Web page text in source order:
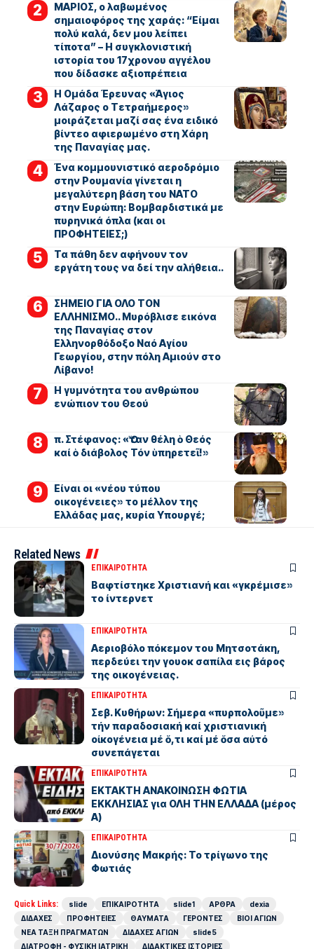
ΜΑΡΙΟΣ, ο λαβωμένος
σημαιοφόρος της χαράς: “Είμαι
πολύ καλά, δεν μου λείπει
τίποτα” – Η συγκλονιστική
ιστορία του 17χρονου αγγέλου
που δίδασκε αξιοπρέπεια
Η Ομάδα Έρευνας «Άγιος
Λάζαρος ο Τετραήμερος»
μοιράζεται μαζί σας ένα ειδικό
βίντεο αφιερωμένο στη Χάρη
της Παναγίας μας.
Ένα κομμουνιστικό αεροδρόμιο
στην Ρουμανία γίνεται η
μεγαλύτερη βάση του ΝΑΤΟ
στην Ευρώπη: Βομβαρδιστικά με
πυρηνικά όπλα (και οι
ΠΡΟΦΗΤΕΙΕΣ;)
Τα πάθη δεν αφήνουν τον
εργάτη τους να δεί την αλήθεια..
ΣΗΜΕΙΟ ΓΙΑ ΟΛΟ ΤΟΝ
ΕΛΛΗΝΙΣΜΟ.. Μυρόβλισε εικόνα
της Παναγίας στον
Ελληνορθόδοξο Ναό Αγίου
Γεωργίου, στην πόλη Αμιούν στο
Λίβανο!
Η γυμνότητα του ανθρώπου
ενώπιον του Θεού
π. Στέφανος: «Ὅταν θέλη ὁ Θεός
καί ὁ διάβολος Τόν ὑπηρετεῖ!»
Είναι οι «νέου τύπου
οικογένειες» το μέλλον της
Ελλάδας μας, κυρία Υπουργέ;
Related News
ΕΠΙΚΑΙΡΟΤΗΤΑ
Βαφτίστηκε Χριστιανή και «γκρέμισε»
το ίντερνετ
ΕΠΙΚΑΙΡΟΤΗΤΑ
Αεριοβόλο πόκεμον του Μητσοτάκη,
περδεύει την γουοκ σαπίλα εις βάρος
της οικογένειας.
ΕΠΙΚΑΙΡΟΤΗΤΑ
Σεβ. Κυθήρων: Σήμερα «πυρπολοῦμε»
τήν παραδοσιακή καί χριστιανική
οἰκογένεια μέ ὅ,τι καί μέ ὅσα αὐτό
συνεπάγεται
ΕΠΙΚΑΙΡΟΤΗΤΑ
ΕΚΤΑΚΤΗ ΑΝΑΚΟΙΝΩΣΗ ΦΩΤΙΑ
ΕΚΚΛΗΣΙΑΣ για ΟΛΗ ΤΗΝ ΕΛΛΑΔΑ (μέρος
Α)
ΕΠΙΚΑΙΡΟΤΗΤΑ
Διονύσης Μακρής: Το τρίγωνο της
Φωτιάς
Quick Links: slide ΕΠΙΚΑΙΡΟΤΗΤΑ slide1 ΑΡΘΡΑ
dexia
ΔΙΔΑΧΕΣ
ΠΡΟΦΗΤΕΙΕΣ ΘΑΥΜΑΤΑ ΓΕΡΟΝΤΕΣ
ΒΙΟΙ ΑΓΙΩΝ
ΝΕΑ ΤΑΞΗ ΠΡΑΓΜΑΤΩΝ
ΔΙΔΑΧΕΣ ΑΓΙΩΝ
slide5
ΔΙΑΤΡΟΦΗ - ΦΥΣΙΚΗ ΙΑΤΡΙΚΗ
ΔΙΔΑΚΤΙΚΕΣ ΙΣΤΟΡΙΕΣ